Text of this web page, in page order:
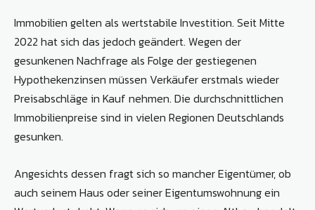
Immobilien gelten als wertstabile Investition. Seit Mitte
2022 hat sich das jedoch geändert. Wegen der
gesunkenen Nachfrage als Folge der gestiegenen
Hypothekenzinsen müssen Verkäufer erstmals wieder
Preisabschläge in Kauf nehmen. Die durchschnittlichen
Immobilienpreise sind in vielen Regionen Deutschlands
gesunken.
Angesichts dessen fragt sich so mancher Eigentümer, ob
auch seinem Haus oder seiner Eigentumswohnung ein